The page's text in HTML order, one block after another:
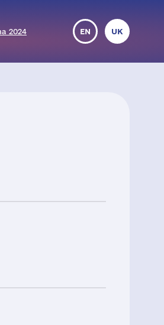
2024 EN UK